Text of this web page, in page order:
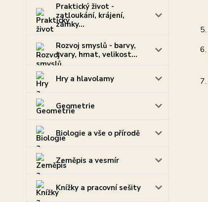
Praktický život -
zatloukání, krájení,
zámky...
Rozvoj smyslů - barvy,
tvary, hmat, velikost...
Hry a hlavolamy
Geometrie
Biologie a vše o přírodě
Zeměpis a vesmír
Knížky a pracovní sešity